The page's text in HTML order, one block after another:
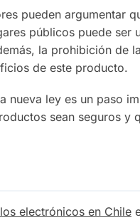
pueden argumentar
públicos puede ser
la prohibición de
de este producto.
nueva ley es un paso
sean seguros y
electrónicos en Chile